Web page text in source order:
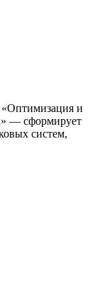
и
— сформирует
систем,